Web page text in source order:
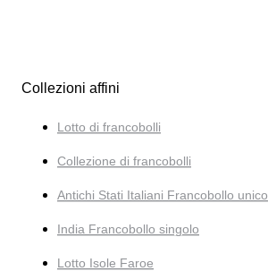
Collezioni affini
Lotto di francobolli
Collezione di francobolli
Antichi Stati Italiani Francobollo unico
India Francobollo singolo
Lotto Isole Faroe